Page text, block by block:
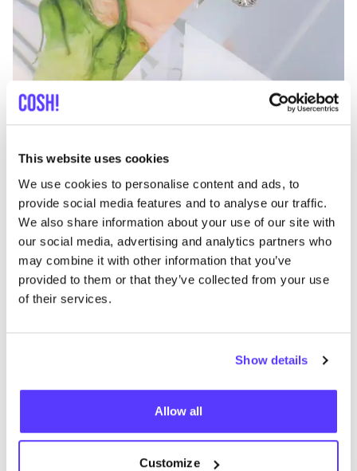
This website uses cookies
We use cookies to personalise content and ads, to
provide social media features and to analyse our traffic.
We also share information about your use of our site with
our social media, advertising and analytics partners who
may combine it with other information that you’ve
provided to them or that they’ve collected from your use
of their services.
Show details
Allow all
Customize
Chlues
Vêtements
Ajouter à l'itinéraire Visiter la boutique en ligne